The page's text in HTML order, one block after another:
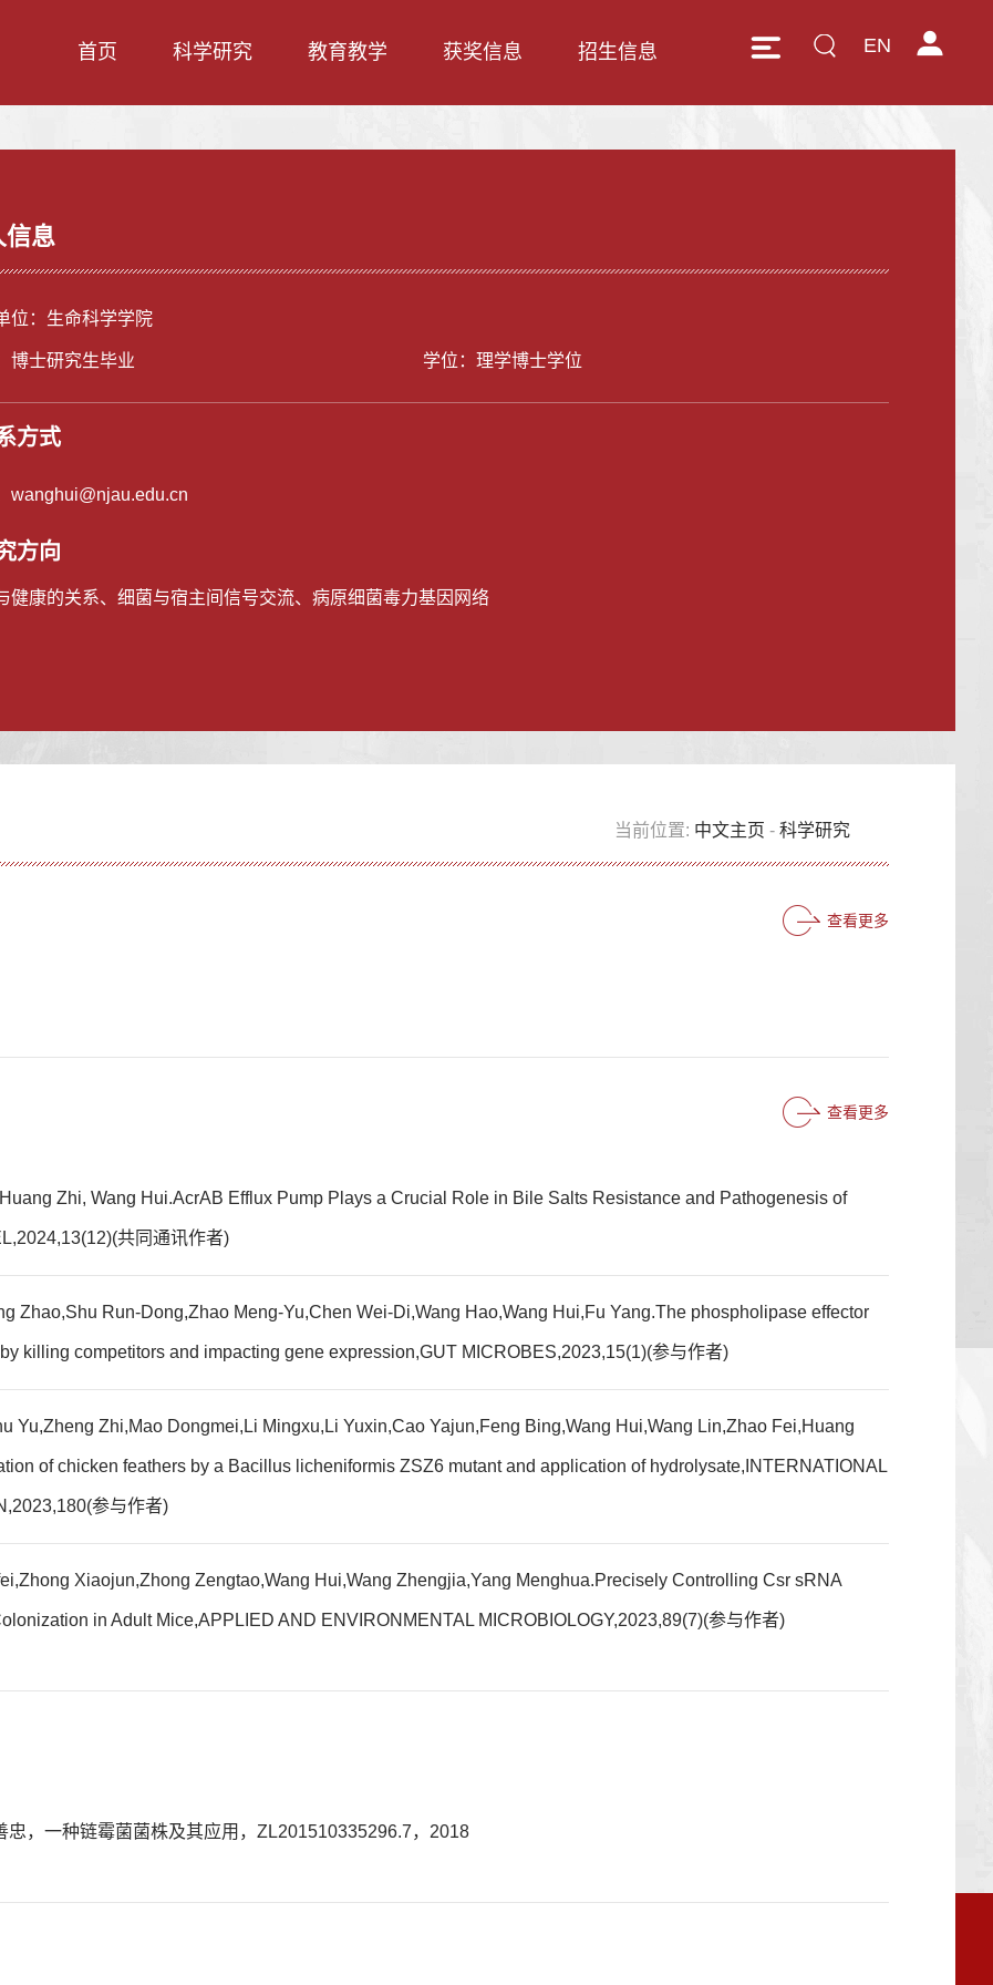
EN
首页 科学研究 教育教学 获奖信息 招生信息
信息
位：生命科学学院
博士研究生毕业 学位：理学博士学位
方式
wanghui@njau.edu.cn
方向
健康的关系、细菌与宿主间信号交流、病原细菌毒力基因网络
当前位置: 中文主页 -科学研究
查看更多
查看更多
Zhi, Wang Hui.AcrAB Efflux Pump Plays a Crucial Role in Bile Salts Resistance and Pathogenesis of
共同通讯作者)
Zhao,Shu Run-Dong,Zhao Meng-Yu,Chen Wei-Di,Wang Hao,Wang Hui,Fu Yang.The phospholipase effector
killing competitors and impacting gene expression,GUT MICROBES,2023,15(1)(参与作者)
Yu,Zheng Zhi,Mao Dongmei,Li Mingxu,Li Yuxin,Cao Yajun,Feng Bing,Wang Hui,Wang Lin,Zhao Fei,Huang
of chicken feathers by a Bacillus licheniformis ZSZ6 mutant and application of hydrolysate,INTERNATIONAL
参与作者)
Xiaojun,Zhong Zengtao,Wang Hui,Wang Zhengjia,Yang Menghua.Precisely Controlling Csr sRNA
in Adult Mice,APPLIED AND ENVIRONMENTAL MICROBIOLOGY,2023,89(7)(参与作者)
忠，一种链霉菌菌株及其应用，ZL201510335296.7，2018